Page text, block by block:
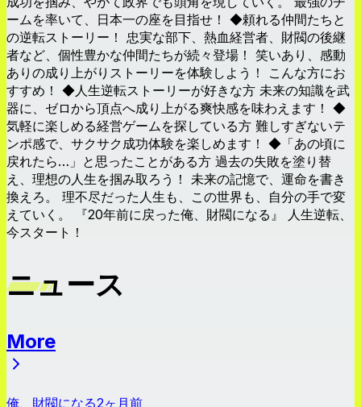
ームを率いて、日本一の座を目指せ！ ◆頼れる仲間たちと
の逆転ストーリー！ 忠実な部下、熱血経営者、財閥の後継
者など、個性豊かな仲間たちが続々登場！ 笑いあり、感動
ありの成り上がりストーリーを体験しよう！ こんな方にお
すすめ！ ◆人生逆転ストーリーが好きな方 未来の知識を武
器に、ゼロから頂点へ成り上がる爽快感を味わえます！ ◆
気軽に楽しめる経営ゲームを探している方 難しすぎないテ
ンポ感で、サクサク成功体験を楽しめます！ ◆「あの頃に
戻れたら…」と思ったことがある方 過去の失敗を塗り替
え、理想の人生を掴み取ろう！ 未来の記憶で、運命を書き
換えろ。 理不尽だった人生も、この世界も、自分の手で変
えていく。 『20年前に戻った俺、財閥になる』 人生逆転、
今スタート！
ニュース
More
俺、財閥になる2ヶ月前